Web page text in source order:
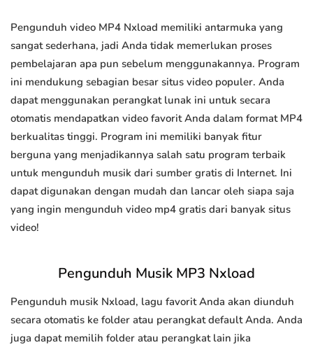
Pengunduh video MP4 Nxload memiliki antarmuka yang
sangat sederhana, jadi Anda tidak memerlukan proses
pembelajaran apa pun sebelum menggunakannya. Program
ini mendukung sebagian besar situs video populer. Anda
dapat menggunakan perangkat lunak ini untuk secara
otomatis mendapatkan video favorit Anda dalam format MP4
berkualitas tinggi. Program ini memiliki banyak fitur
berguna yang menjadikannya salah satu program terbaik
untuk mengunduh musik dari sumber gratis di Internet. Ini
dapat digunakan dengan mudah dan lancar oleh siapa saja
yang ingin mengunduh video mp4 gratis dari banyak situs
video!
Pengunduh Musik MP3 Nxload
Pengunduh musik Nxload, lagu favorit Anda akan diunduh
secara otomatis ke folder atau perangkat default Anda. Anda
juga dapat memilih folder atau perangkat lain jika